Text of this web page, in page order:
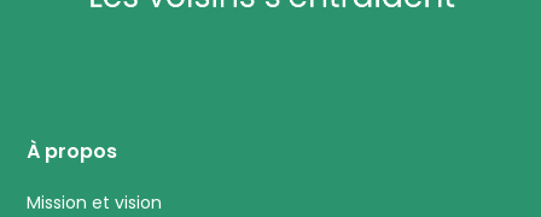
À propos
Mission et vision